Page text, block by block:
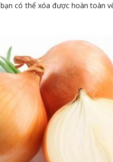
có thể xóa được hoàn toàn